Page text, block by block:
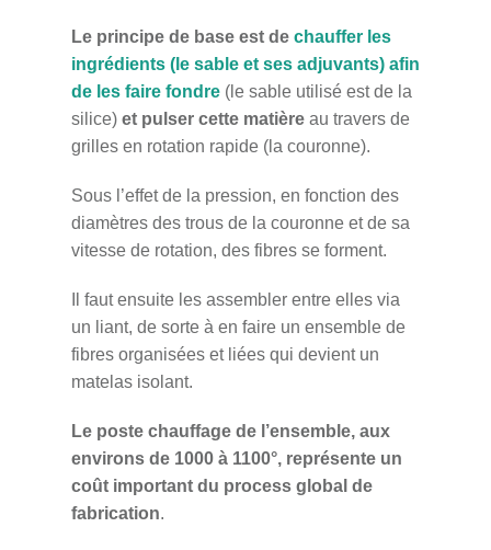
Le principe de base est de chauffer les
ingrédients (le sable et ses adjuvants) afin
de les faire fondre(le sable utilisé est de la
silice)et pulser cette matièreau travers de
grilles en rotation rapide (la couronne).
Sous l’effet de la pression, en fonction des
diamètres des trous de la couronne et de sa
vitesse de rotation, des fibres se forment.
Il faut ensuite les assembler entre elles via
un liant, de sorte à en faire un ensemble de
fibres organisées et liées qui devient un
matelas isolant.
Le poste chauffage de l’ensemble, aux
environs de 1000 à 1100°, représente un
coût important du process global de
fabrication.